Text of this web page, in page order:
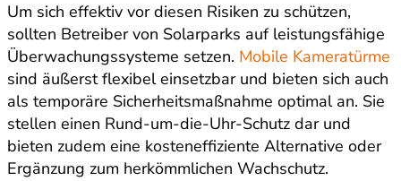
Um sich effektiv vor diesen Risiken zu schützen,
sollten Betreiber von Solarparks auf leistungsfähige
Überwachungssysteme setzen. Mobile Kameratürme
sind äußerst flexibel einsetzbar und bieten sich auch
als temporäre Sicherheitsmaßnahme optimal an. Sie
stellen einen Rund-um-die-Uhr-Schutz dar und
bieten zudem eine kosteneffiziente Alternative oder
Ergänzung zum herkömmlichen Wachschutz.